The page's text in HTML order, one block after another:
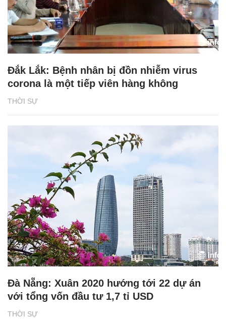
THỜI SỰ
Đắk Lắk: Bệnh nhân bị đồn nhiễm virus
corona là một tiếp viên hàng không
THỜI SỰ
Đà Nẵng: Xuân 2020 hướng tới 22 dự án
với tổng vốn đầu tư 1,7 tỉ USD